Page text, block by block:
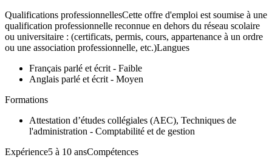
Qualifications professionnellesCette offre d'emploi est soumise à une
qualification professionnelle reconnue en dehors du réseau scolaire
ou universitaire : (certificats, permis, cours, appartenance à un ordre
ou une association professionnelle, etc.)Langues
Français parlé et écrit - Faible
Anglais parlé et écrit - Moyen
Formations
Attestation d’études collégiales (AEC), Techniques de
l'administration - Comptabilité et de gestion
Expérience5 à 10 ansCompétences